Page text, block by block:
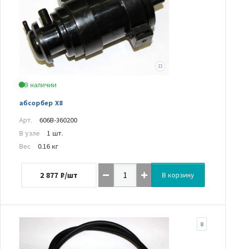
В наличии
абсорбер Х8
Арт.
606B-360200
В узле
1 шт.
Вес
0.16 кг
2 877 ₽/шт В корзину
8